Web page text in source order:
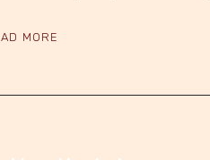
MORE